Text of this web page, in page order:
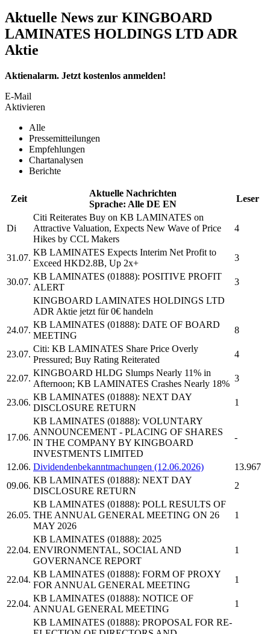
Aktuelle News zur KINGBOARD
LAMINATES HOLDINGS LTD ADR
Aktie
Aktienalarm. Jetzt kostenlos anmelden!
E-Mail
Aktivieren
Alle
Pressemitteilungen
Empfehlungen
Chartanalysen
Berichte
Zeit
Aktuelle Nachrichten
Sprache: Alle DE EN
Leser
Di
Citi Reiterates Buy on KB LAMINATES on
Attractive Valuation, Expects New Wave of Price
Hikes by CCL Makers
4
31.07.
KB LAMINATES Expects Interim Net Profit to
Exceed HKD2.8B, Up 2x+
3
30.07.
KB LAMINATES (01888): POSITIVE PROFIT
ALERT
3
KINGBOARD LAMINATES HOLDINGS LTD
ADR Aktie jetzt für 0€ handeln
24.07.
KB LAMINATES (01888): DATE OF BOARD
MEETING
8
23.07.
Citi: KB LAMINATES Share Price Overly
Pressured; Buy Rating Reiterated
4
22.07.
KINGBOARD HLDG Slumps Nearly 11% in
Afternoon; KB LAMINATES Crashes Nearly 18%
3
23.06.
KB LAMINATES (01888): NEXT DAY
DISCLOSURE RETURN
1
17.06.
KB LAMINATES (01888): VOLUNTARY
ANNOUNCEMENT - PLACING OF SHARES
IN THE COMPANY BY KINGBOARD
INVESTMENTS LIMITED
-
12.06. Dividendenbekanntmachungen (12.06.2026)
13.967
09.06.
KB LAMINATES (01888): NEXT DAY
DISCLOSURE RETURN
2
26.05.
KB LAMINATES (01888): POLL RESULTS OF
THE ANNUAL GENERAL MEETING ON 26
MAY 2026
1
22.04.
KB LAMINATES (01888): 2025
ENVIRONMENTAL, SOCIAL AND
GOVERNANCE REPORT
1
22.04.
KB LAMINATES (01888): FORM OF PROXY
FOR ANNUAL GENERAL MEETING
1
22.04.
KB LAMINATES (01888): NOTICE OF
ANNUAL GENERAL MEETING
1
KB LAMINATES (01888): PROPOSAL FOR RE-